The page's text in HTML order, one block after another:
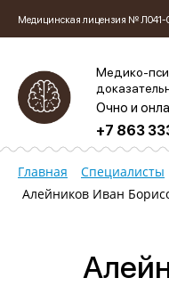
Медицинская лицензия № Л041-
Медико-
Очно и
+7 863
Главная Специалисты
Алейников Иван